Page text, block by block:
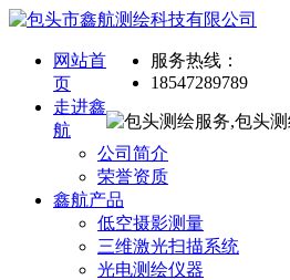
服务热线：
18547289789
网站首
页
走进鑫
航
公司简介
荣誉资质
鑫航产品
低空摄影测量
三维激光扫描系统
光电测绘仪器